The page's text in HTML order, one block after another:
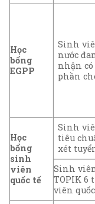
Học
bổng
EGPP
Sinh
nước
nhận
phần
Học
bổng
sinh
viên
quốc tế
Sinh
tiêu
xét
Sinh
TOPIK 6
viên